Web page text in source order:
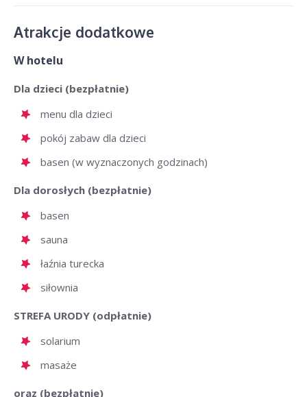
Atrakcje dodatkowe
W hotelu
Dla dzieci (bezpłatnie)
menu dla dzieci
pokój zabaw dla dzieci
basen (w wyznaczonych godzinach)
Dla dorosłych (bezpłatnie)
basen
sauna
łaźnia turecka
siłownia
STREFA URODY (odpłatnie)
solarium
masaże
oraz (bezpłatnie)